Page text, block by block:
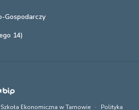
Gospodarczy
14)
Ekonomiczna w Tarnowie · Polityka